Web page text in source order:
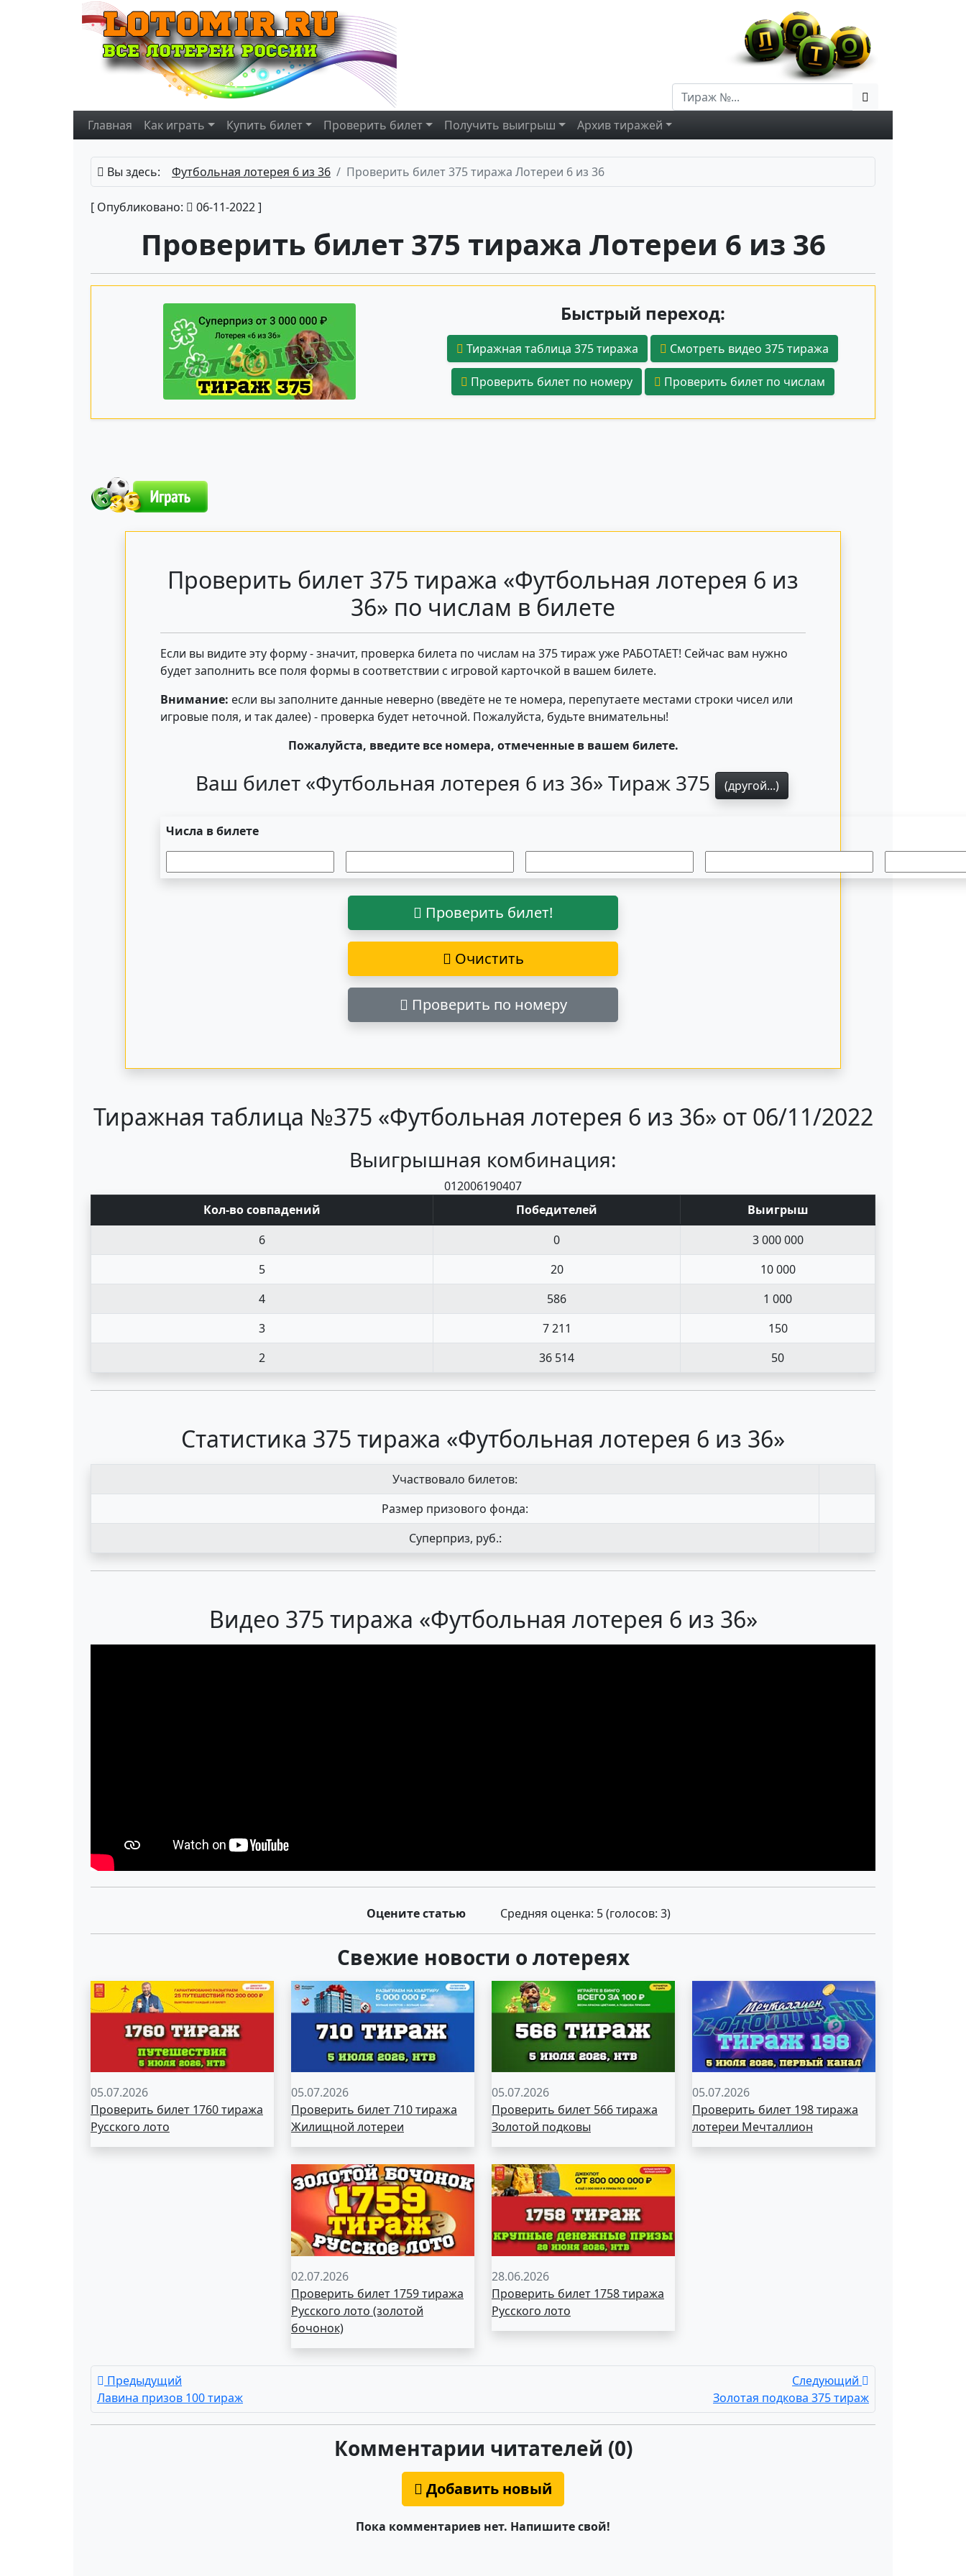
Главная Как играть Купить билет Проверить билет Получить выигрыш Архивтиражей
Вы здесь: Футбольная лотерея 6 из 36 Проверить билет 375 тиража Лотереи 6 из 36
[ Опубликовано: 06-11-2022 ]
Проверить билет 375 тиража Лотереи 6 из 36
Быстрый переход:
Тиражная таблица 375 тиража Смотреть видео 375 тиража
Проверить билет по номеру Проверить билет по числам
Проверить билет 375 тиража «Футбольная лотерея 6 из
36» по числам в билете
Если вы видите эту форму - значит, проверка билета по числам на 375 тираж уже РАБОТАЕТ! Сейчас вам нужно
будет заполнить все поля формы в соответствии с игровой карточкой в вашем билете.
Внимание: если вы заполните данные неверно (введёте не те номера, перепутаете местами строки чисел или
игровые поля, и так далее) - проверка будет неточной. Пожалуйста, будьте внимательны!
Пожалуйста, введите все номера, отмеченные в вашем билете.
Ваш билет «Футбольная лотерея 6 из 36» Тираж 375 (другой...)
Числа в билете
Проверить билет!
Очистить
Проверить по номеру
Тиражная таблица №375 «Футбольная лотерея 6 из 36» от 06/11/2022
Выигрышная комбинация:
012006190407
Кол-во совпадений Победителей
Выигрыш
6
0
3 000 000
5
20
10 000
4
586
1 000
3
7 211
150
2
36 514 50
Статистика 375 тиража «Футбольная лотерея 6 из 36»
Участвовало билетов:
Размер призового фонда:
Суперприз, руб.:
Видео 375 тиража «Футбольная лотерея 6 из 36»
Оцените статью Средняя оценка: 5(голосов: 3)
Свежие новости о лотереях
05.07.2026
Проверить билет 1760 тиража
Русского лото
05.07.2026
Проверить билет 710 тиража
Жилищной лотереи
05.07.2026
Проверить билет 566 тиража
Золотой подковы
05.07.2026
Проверить билет 198 тиража
лотереи Мечталлион
02.07.2026
Проверить билет 1759 тиража
Русского лото (золотой
бочонок)
28.06.2026
Проверить билет 1758 тиража
Русского лото
Предыдущий
Лавина призов 100 тираж
Следующий
Золотая подкова 375 тираж
Комментарии читателей (0)
Добавить новый
Пока комментариев нет. Напишите свой!